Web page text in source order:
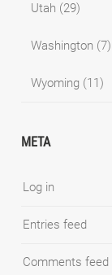
Utah (29)
Washington (7)
Wyoming (11)
META
Log in
Entries feed
Comments feed